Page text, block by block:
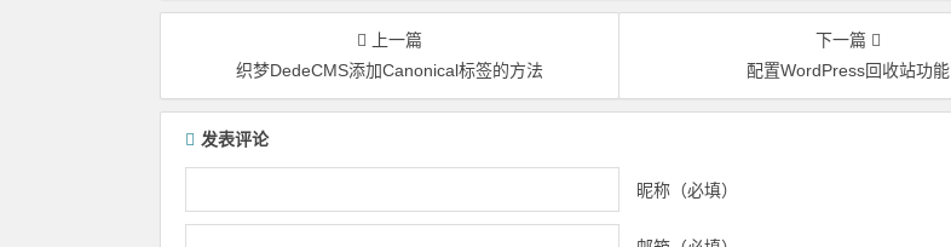
上一篇
织梦DedeCMS添加Canonical标签的方法
下一篇
配置WordPress回收站功能
发表评论
昵称（必填）